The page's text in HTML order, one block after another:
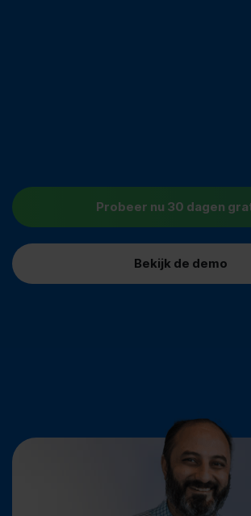
Probeer nu 30 dagen
Bekijk de demo